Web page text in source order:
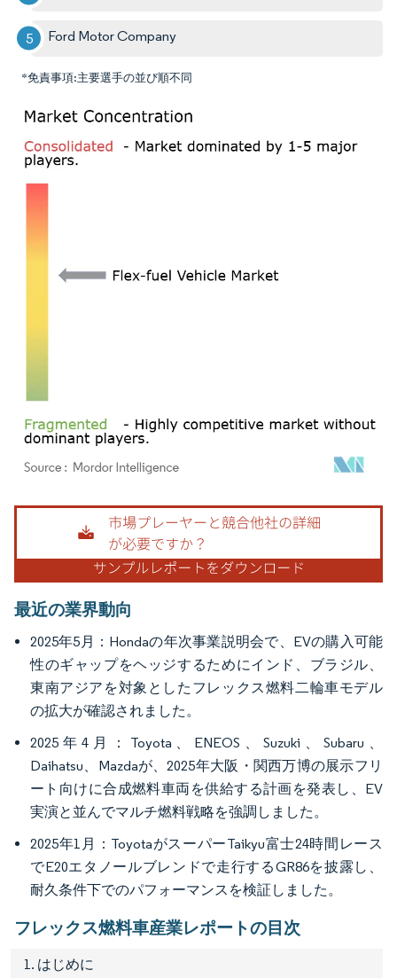
Ford Motor Company
*免責事項:主要選手の並び順不同
画像 © Mordor Intelligence。再利用にはCC BY 4.0の表示が必要です。
最近の業界動向
2025年5月：Hondaの年次事業説明会で、EVの購入可能
性のギャップをヘッジするためにインド、ブラジル、
東南アジアを対象としたフレックス燃料二輪車モデル
の拡大が確認されました。
2025年4月：Toyota、ENEOS、Suzuki、Subaru、
Daihatsu、Mazdaが、2025年大阪・関西万博の展示フリ
ート向けに合成燃料車両を供給する計画を発表し、EV
実演と並んでマルチ燃料戦略を強調しました。
2025年1月：ToyotaがスーパーTaikyu富士24時間レース
でE20エタノールブレンドで走行するGR86を披露し、
耐久条件下でのパフォーマンスを検証しました。
フレックス燃料車産業レポートの目次
1. はじめに